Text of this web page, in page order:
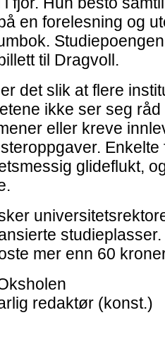
en forelesning og
til Dragvoll.
det slik at flere
ikke ser seg
eller kreve
Enkelte
glideflukt,
mer enn 60
redaktør (konst.)